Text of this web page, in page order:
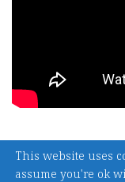
© 2026 - The Voices of
This website uses
assume you're ok